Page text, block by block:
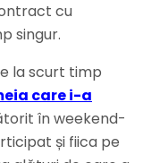
cu
singur.
la scurt timp
care i-a
în weekend-
și fiica pe